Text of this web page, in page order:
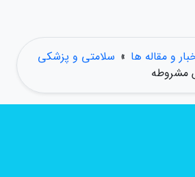
و مقاله ها » سلامتی و پزشکی
مشروطه